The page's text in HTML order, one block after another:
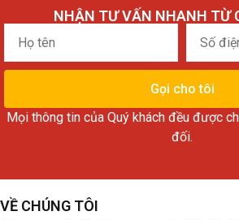
NHẬN TƯ VẤN NHANH TỪ
Họ
tên
điện
thoại
Gọi cho tôi
Mọi thông tin của Quý khách đều được
đối.
VỀ CHÚNG TÔI